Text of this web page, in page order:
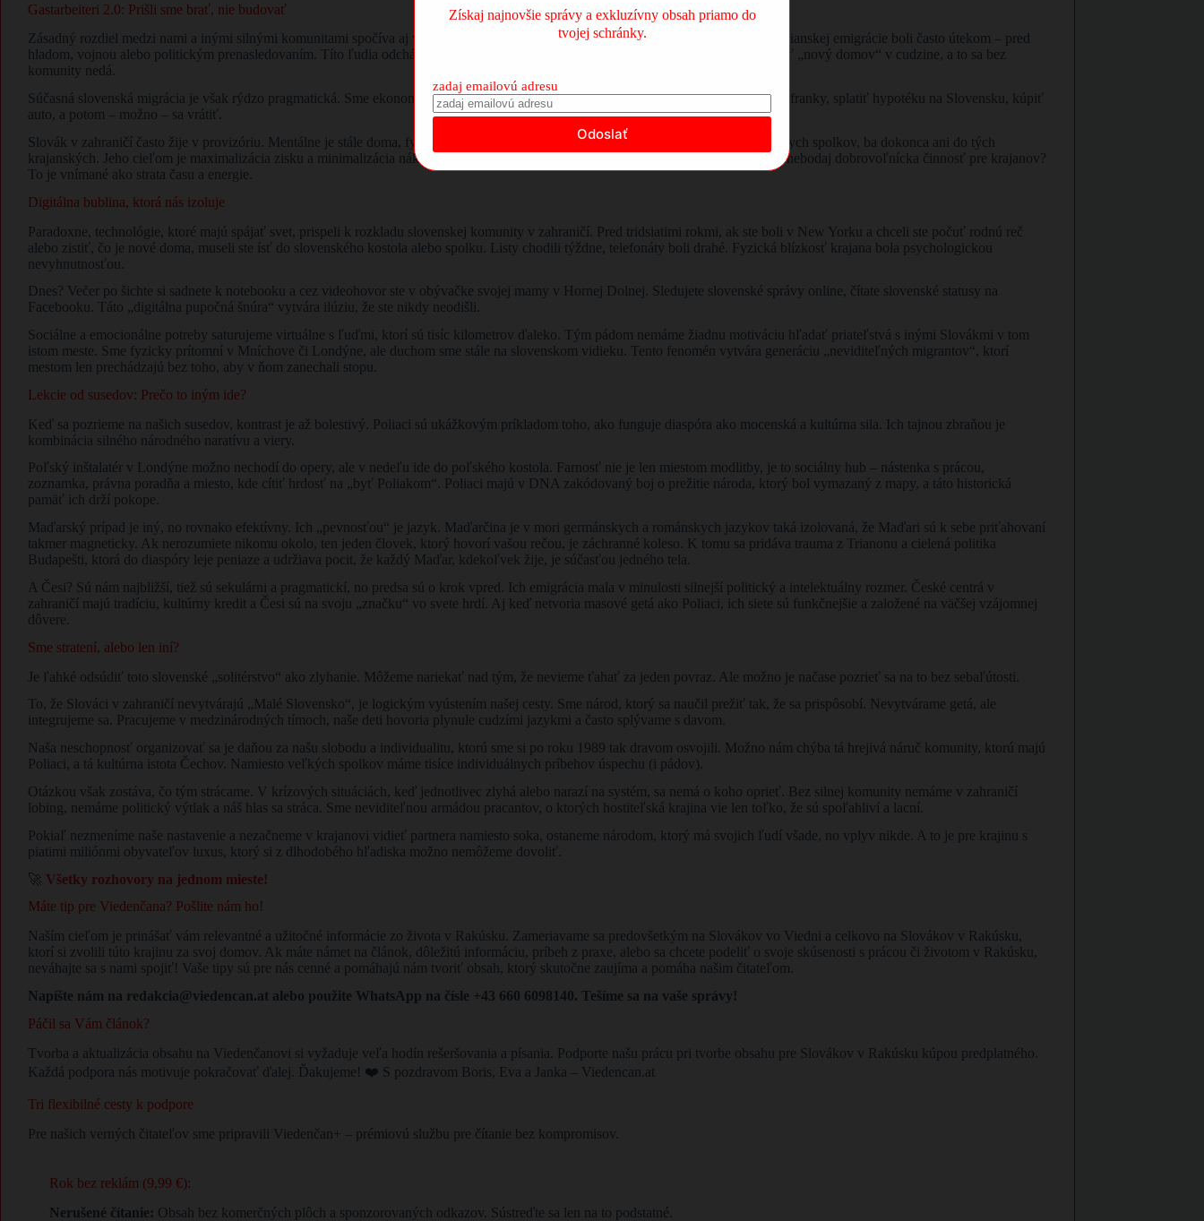
Gastarbeiteri 2.0: Prišli sme brať, nie budovať
Zásadný rozdiel medzi nami a inými silnými komunitami spočíva aj v samotnej motivácii odchodu. Historické vlny írskej, poľskej či talianskej emigrácie boli často útekom – pred
hladom, vojnou alebo politickým prenasledovaním. Títo ľudia odchádzali s vedomím, že sa možno nikdy nevrátia. Museli si vybudovať „nový domov“ v cudzine, a to sa bez
komunity nedá.
Súčasná slovenská migrácia je však rýdzo pragmatická. Sme ekonomickí žoldnieri. Nášmodus operandije jasný: zarobiť eurá, libry či franky, splatiť hypotéku na Slovensku, kúpiť
auto, a potom – možno – sa vrátiť.
Slovák v zahraničí často žije v provizóriu. Mentálne je stále doma, fyzicky len „zarezáva“ v práci. Nepotrebuje sa integrovať do miestnych spolkov, ba dokonca ani do tých
krajanských. Jeho cieľom je maximalizácia zisku a minimalizácia nákladov. Budovanie komunitného centra, organizovanie stretnutí či nebodaj dobrovoľnícka činnosť pre krajanov?
To je vnímané ako strata času a energie.
Digitálna bublina, ktorá nás izoluje
Paradoxne, technológie, ktoré majú spájať svet, prispeli k rozkladu slovenskej komunity v zahraničí. Pred tridsiatimi rokmi, ak ste boli v New Yorku a chceli ste počuť rodnú reč
alebo zistiť, čo je nové doma, museli ste ísť do slovenského kostola alebo spolku. Listy chodili týždne, telefonáty boli drahé. Fyzická blízkosť krajana bola psychologickou
nevyhnutnosťou.
Dnes? Večer po šichte si sadnete k notebooku a cez videohovor ste v obývačke svojej mamy v Hornej Dolnej. Sledujete slovenské správy online, čítate slovenské statusy na
Facebooku. Táto „digitálna pupočná šnúra“ vytvára ilúziu, že ste nikdy neodišli.
Sociálne a emocionálne potreby saturujeme virtuálne s ľuďmi, ktorí sú tisíc kilometrov ďaleko. Tým pádom nemáme žiadnu motiváciu hľadať priateľstvá s inými Slovákmi v tom
istom meste. Sme fyzicky prítomní v Mníchove či Londýne, ale duchom sme stále na slovenskom vidieku. Tento fenomén vytvára generáciu „neviditeľných migrantov“, ktorí
mestom len prechádzajú bez toho, aby v ňom zanechali stopu.
Lekcie od susedov: Prečo to iným ide?
Keď sa pozrieme na našich susedov, kontrast je až bolestivý. Poliaci sú ukážkovým príkladom toho, ako funguje diaspóra ako mocenská a kultúrna sila. Ich tajnou zbraňou je
kombinácia silného národného naratívu a viery.
Poľský inštalatér v Londýne možno nechodí do opery, ale v nedeľu ide do poľského kostola. Farnosť nie je len miestom modlitby, je to sociálny hub – nástenka s prácou,
zoznamka, právna poradňa a miesto, kde cítiť hrdosť na „byť Poliakom“. Poliaci majú v DNA zakódovaný boj o prežitie národa, ktorý bol vymazaný z mapy, a táto historická
pamäť ich drží pokope.
Maďarský prípad je iný, no rovnako efektívny. Ich „pevnosťou“ je jazyk. Maďarčina je v mori germánskych a románskych jazykov taká izolovaná, že Maďari sú k sebe priťahovaní
takmer magneticky. Ak nerozumiete nikomu okolo, ten jeden človek, ktorý hovorí vašou rečou, je záchranné koleso. K tomu sa pridáva trauma z Trianonu a cielená politika
Budapešti, ktorá do diaspóry leje peniaze a udržiava pocit, že každý Maďar, kdekoľvek žije, je súčasťou jedného tela.
A Česi? Sú nám najbližší, tiež sú sekulárni a pragmatickí, no predsa sú o krok vpred. Ich emigrácia mala v minulosti silnejší politický a intelektuálny rozmer. České centrá v
zahraničí majú tradíciu, kultúrny kredit a Česi sú na svoju „značku“ vo svete hrdí. Aj keď netvoria masové getá ako Poliaci, ich siete sú funkčnejšie a založené na väčšej vzájomnej
dôvere.
Sme stratení, alebo len iní?
Je ľahké odsúdiť toto slovenské „solitérstvo“ ako zlyhanie. Môžeme nariekať nad tým, že nevieme ťahať za jeden povraz. Ale možno je načase pozrieť sa na to bez sebaľútosti.
To, že Slováci v zahraničí nevytvárajú „Malé Slovensko“, je logickým vyústením našej cesty. Sme národ, ktorý sa naučil prežiť tak, že sa prispôsobí. Nevytvárame getá, ale
integrujeme sa. Pracujeme v medzinárodných tímoch, naše deti hovoria plynule cudzími jazykmi a často splývame s davom.
Naša neschopnosť organizovať sa je daňou za našu slobodu a individualitu, ktorú sme si po roku 1989 tak dravom osvojili. Možno nám chýba tá hrejivá náruč komunity, ktorú majú
Poliaci, a tá kultúrna istota Čechov. Namiesto veľkých spolkov máme tisíce individuálnych príbehov úspechu (i pádov).
Otázkou však zostáva, čo tým strácame. V krízových situáciách, keď jednotlivec zlyhá alebo narazí na systém, sa nemá o koho oprieť. Bez silnej komunity nemáme v zahraničí
lobing, nemáme politický výtlak a náš hlas sa stráca. Sme neviditeľnou armádou pracantov, o ktorých hostiteľská krajina vie len toľko, že sú spoľahliví a lacní.
Pokiaľ nezmeníme naše nastavenie a nezačneme v krajanovi vidieť partnera namiesto soka, ostaneme národom, ktorý má svojich ľudí všade, no vplyv nikde. A to je pre krajinu s
piatimi miliónmi obyvateľov luxus, ktorý si z dlhodobého hľadiska možno nemôžeme dovoliť.
🚀 Všetky rozhovory na jednom mieste!
Máte tip pre Viedenčana? Pošlite nám ho!
Naším cieľom je prinášať vám relevantné a užitočné informácie zo života v Rakúsku. Zameriavame sa predovšetkým na Slovákov vo Viedni a celkovo na Slovákov v Rakúsku,
ktorí si zvolili túto krajinu za svoj domov. Ak máte námet na článok, dôležitú informáciu, príbeh z praxe, alebo sa chcete podeliť o svoje skúsenosti s prácou či životom v Rakúsku,
neváhajte sa s nami spojiť! Vaše tipy sú pre nás cenné a pomáhajú nám tvoriť obsah, ktorý skutočne zaujíma a pomáha našim čitateľom.
Napíšte nám na redakcia@viedencan.at alebo použite WhatsApp na čísle +43 660 6098140. Tešíme sa na vaše správy!
Páčil sa Vám článok?
Tvorba a aktualizácia obsahu na Viedenčanovi si vyžaduje veľa hodín rešeršovania a písania. Podporte našu prácu pri tvorbe obsahu pre Slovákov v Rakúsku kúpou predplatného.
Každá podpora nás motivuje pokračovať ďalej. Ďakujeme! ❤️ S pozdravom Boris, Eva a Janka – Viedencan.at
Tri flexibilné cesty k podpore
Pre našich verných čitateľov sme pripravili Viedenčan+ – prémiovú službu pre čítanie bez kompromisov.
Rok bez reklám (9,99 €):
Nerušené čítanie: Obsah bez komerčných plôch a sponzorovaných odkazov. Sústreďte sa len na to podstatné.
Získaj najnovšie správy a exkluzívny obsah priamo do
tvojej schránky.
zadaj emailovú adresu